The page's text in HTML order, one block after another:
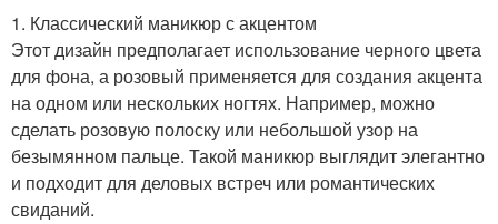
1. Классический маникюр с акцентом
Этот дизайн предполагает использование черного цвета
для фона, а розовый применяется для создания акцента
на одном или нескольких ногтях. Например, можно
сделать розовую полоску или небольшой узор на
безымянном пальце. Такой маникюр выглядит элегантно
и подходит для деловых встреч или романтических
свиданий.